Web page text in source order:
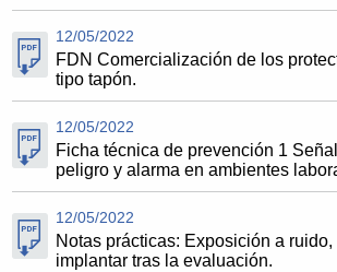
12/05/2022
FDN Comercialización de los
tipo tapón.
12/05/2022
Ficha técnica de prevención 1
peligro y alarma en ambientes
12/05/2022
Notas prácticas: Exposición a ruido,
implantar tras la evaluación.